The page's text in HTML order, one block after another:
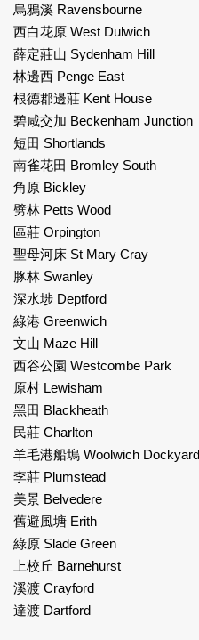
烏鴉溪 Ravensbourne
西白花原 West Dulwich
薛定莊山 Sydenham Hill
林邊西 Penge East
根德郡邊莊 Kent House
碧咸交加 Beckenham Junction
短田 Shortlands
南雀花田 Bromley South
角原 Bickley
劈林 Petts Wood
區莊 Orpington
聖母河床 St Mary Cray
豚林 Swanley
深水埗 Deptford
綠港 Greenwich
文山 Maze Hill
西谷公園 Westcombe Park
原村 Lewisham
黑田 Blackheath
民莊 Charlton
羊毛港船塢 Woolwich Dockyard
李莊 Plumstead
美景 Belvedere
舊避風塘 Erith
綠原 Slade Green
上校丘 Barnehurst
溪渡 Crayford
達渡 Dartford